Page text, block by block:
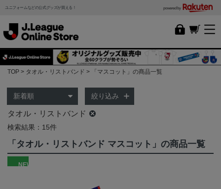
ユニフォームなどの公式グッズが買える！ powered by
TOP タオル・リストバンド 「マスコット」の商品一覧
絞り込み
タオル・リストバンド
検索結果：15件
「タオル・リストバンド マスコット」の商品一覧
NEW